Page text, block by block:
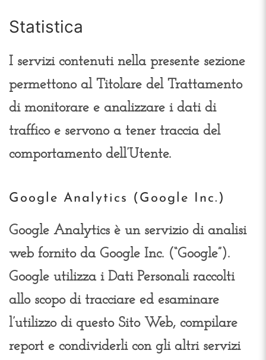
Statistica
I servizi contenuti nella presente sezione
permettono al Titolare del Trattamento
di monitorare e analizzare i dati di
traffico e servono a tener traccia del
comportamento dell’Utente.
Google Analytics (Google Inc.)
Google Analytics è un servizio di analisi
web fornito da Google Inc. (“Google”).
Google utilizza i Dati Personali raccolti
allo scopo di tracciare ed esaminare
l’utilizzo di questo Sito Web, compilare
report e condividerli con gli altri servizi